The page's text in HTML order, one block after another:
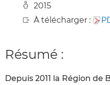
2015
À télécharger :
Résumé :
Depuis 2011 la Région